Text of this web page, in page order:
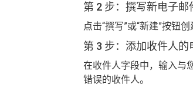
第 2 步：撰写新电子邮
点击“撰写”或“新建”按钮
第 3 步：添加收件人的
在收件人字段中，输入与
错误的收件人。